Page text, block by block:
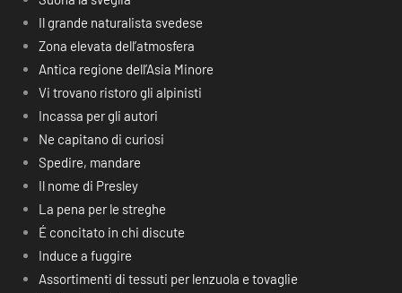
Il grande naturalista svedese
Zona elevata dell’atmosfera
Antica regione dell’Asia Minore
Vi trovano ristoro gli alpinisti
Incassa per gli autori
Ne capitano di curiosi
Spedire, mandare
Il nome di Presley
La pena per le streghe
É concitato in chi discute
Induce a fuggire
Assortimenti di tessuti per lenzuola e tovaglie